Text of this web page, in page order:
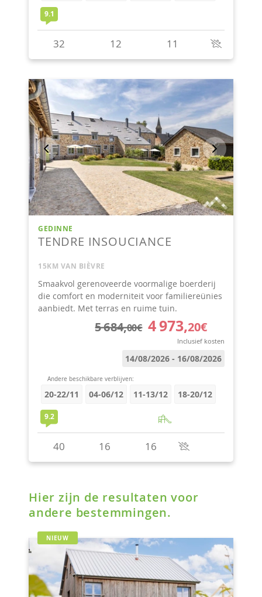
Hier zijn de resultaten voor
andere bestemmingen.